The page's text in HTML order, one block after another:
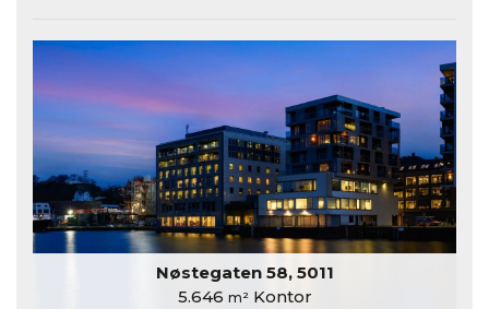
Nøstegaten 58, 5011
5.646 m²Kontor